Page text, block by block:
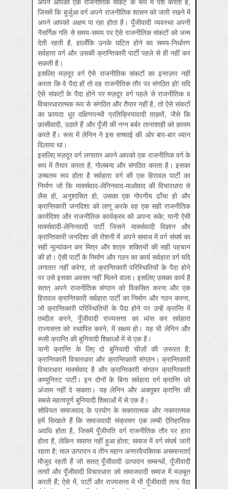
जिसमें कि बुर्जुआ वर्ग अपने राजनीतिक शासन को जारी रखने में
अपने आपको अक्षम पा रहा होता है। पूँजीवादी व्यवस्था अपनी
नैसर्गिक गति से समय-समय पर ऐसे राजनीतिक संकटों को जन्म
देती रहती है, हालाँकि उनके घटित होने का समय-निर्धारण
सर्वहारा वर्ग और उसकी क्रान्तिकारी पार्टी पहले से ही नहीं कर
सकती है।
इसलिए मज़दूर वर्ग ऐसे राजनीतिक संकटों का इन्तज़ार नहीं
करता कि वे पैदा हों तो वह राजनीतिक तौर पर संगठित हो! यदि
ऐसे संकटों के पैदा होने पर मज़दूर वर्ग पहले से राजनीतिक व
विचारधारात्मक रूप से संगठित और तैयार नहीं है, तो ऐसे संकटों
का फ़ायदा धुर दक्षिणपन्थी प्रतिक्रियावादी ताक़तें, जैसे कि
फ़ासीवादी, उठाते हैं और पूँजी की नग्न बर्बर तानाशाही को क़ायम
करते हैं। रूस में लेनिन ने इस सच्चाई की ओर बार-बार ध्यान
दिलाया था।
इसलिए मज़दूर वर्ग लगातार अपने आपको एक राजनीतिक वर्ग के
रूप में तैयार करता है, गोलबन्द और संगठित करता है। इसका
उच्चतम रूप होता है सर्वहारा वर्ग की एक हिरावल पार्टी का
निर्माण जो कि मार्क्सवाद-लेनिनवाद-माओवाद की विचारधारा से
लैस हो, अनुशासित हो, उसका एक गोपनीय ढाँचा हो और
क्रान्तिकारी जनदिशा को लागू करके वह एक सही राजनीतिक
कार्यदिशा और राजनीतिक कार्यक्रम को अपना सके; यानी ऐसी
मार्क्सवादी-लेनिनवादी पार्टी जिसने मार्क्सवादी विज्ञान और
क्रान्तिकारी जनदिशा की रोशनी में अपने समाज में वर्ग संघर्ष का
सही मूल्यांकन कर मित्र और शत्रु शक्तियों की सही पहचान
की हो। ऐसी पार्टी के निर्माण और गठन का कार्य सर्वहारा वर्ग यदि
लगातार नहीं करेगा, तो क्रान्तिकारी परिस्थितियों के पैदा होने
पर उसे इसका अवसर नहीं मिलने वाला। इसलिए उसका कार्य है
सतत् अपने राजनीतिक संगठन को विकसित करना और एक
हिरावल क्रान्तिकारी सर्वहारा पार्टी का निर्माण और गठन करना,
जो क्रान्तिकारी परिस्थितियों के पैदा होने पर उन्हें क्रान्ति में
तब्दील करने, पूँजीवादी राज्यसत्ता का ध्वंस कर सर्वहारा
राज्यसत्ता को स्थापित करने, में सक्षम हो। यह भी लेनिन और
रूसी क्रान्ति की बुनियादी शिक्षाओं में से एक है।
यानी क्रान्ति के लिए दो बुनियादी चीज़ों की ज़रूरत है:
क्रान्तिकारी विचारधारा और क्रान्तिकारी संगठन। क्रान्तिकारी
विचारधारा मार्क्सवाद है और क्रान्तिकारी संगठन क्रान्तिकारी
कम्युनिस्ट पार्टी। इन दोनों के बिना सर्वहारा वर्ग क्रान्ति को
अंजाम नहीं दे सकता। यह लेनिन और अक्तूबर क्रान्ति की
सबसे महत्वपूर्ण बुनियादी शिक्षाओं में से एक है।
सोवियत समाजवाद के प्रयोग के सकारात्मक और नकारात्मक
हमें सिखाते हैं कि समाजवादी संक्रमण एक लम्बी ऐतिहासिक
अवधि होता है, जिसमें पूँजीपति वर्ग राजनीतिक तौर पर हारा
होता है, लेकिन समाप्त नहीं हुआ होता; समाज में वर्ग संघर्ष जारी
रहता है; माल उत्पादन व तीन महान अन्तरवैयक्तिक असमानताएँ
मौजूद रहती हैं जो सतत् पूँजीवादी उत्पादन सम्बन्धों, पूँजीवादी
तत्वों और पूँजीवादी विचारधारा को समाजवादी समाज में मज़बूत
करती हैं; ऐसे में, पार्टी और राज्यसत्ता में भी पूँजीवादी तत्व पैदा